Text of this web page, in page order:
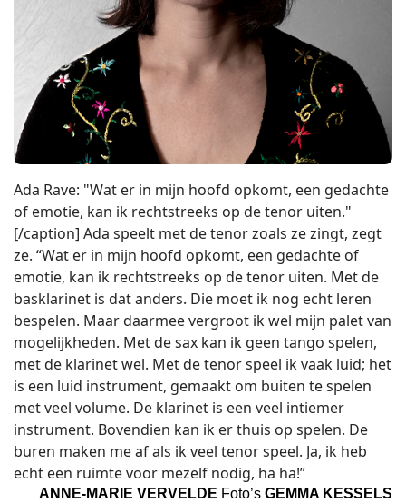
Ada Rave: "Wat er in mijn hoofd opkomt, een gedachte
of emotie, kan ik rechtstreeks op de tenor uiten."
[/caption] Ada speelt met de tenor zoals ze zingt, zegt
ze. “Wat er in mijn hoofd opkomt, een gedachte of
emotie, kan ik rechtstreeks op de tenor uiten. Met de
basklarinet is dat anders. Die moet ik nog echt leren
bespelen. Maar daarmee vergroot ik wel mijn palet van
mogelijkheden. Met de sax kan ik geen tango spelen,
met de klarinet wel. Met de tenor speel ik vaak luid; het
is een luid instrument, gemaakt om buiten te spelen
met veel volume. De klarinet is een veel intiemer
instrument. Bovendien kan ik er thuis op spelen. De
buren maken me af als ik veel tenor speel. Ja, ik heb
echt een ruimte voor mezelf nodig, ha ha!”
ANNE-MARIE VERVELDE Foto’s GEMMA KESSELS